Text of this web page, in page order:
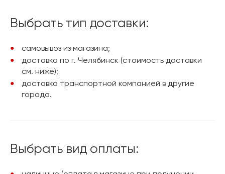
Выбрать тип доставки:
самовывоз из магазина;
доставка по г. Челябинск (стоимость доставки
см. ниже);
доставка транспортной компанией в другие
города.
Выбрать вид оплаты: